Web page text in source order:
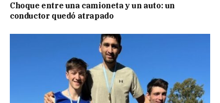
Choque entre una camioneta y un auto: un
conductor quedó atrapado